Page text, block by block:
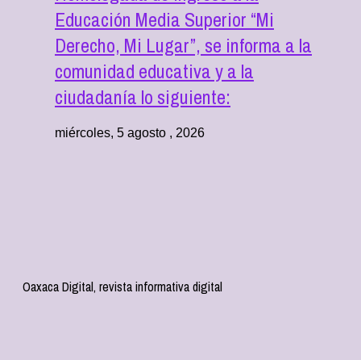
Educación Media Superior “Mi
Derecho, Mi Lugar”, se informa a la
comunidad educativa y a la
ciudadanía lo siguiente:
miércoles, 5 agosto , 2026
Oaxaca Digital, revista informativa digital